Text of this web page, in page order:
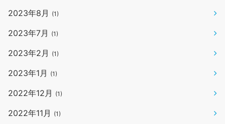
2023年8月 (1)
2023年7月 (1)
2023年2月 (1)
2023年1月 (1)
2022年12月 (1)
2022年11月 (1)